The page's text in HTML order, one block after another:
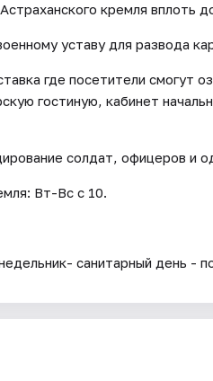
кремля вплоть
уставу для развода
где посетители смогут
гостиную, кабинет
солдат, офицеров и
Вт-Вс с 10.
санитарный день -